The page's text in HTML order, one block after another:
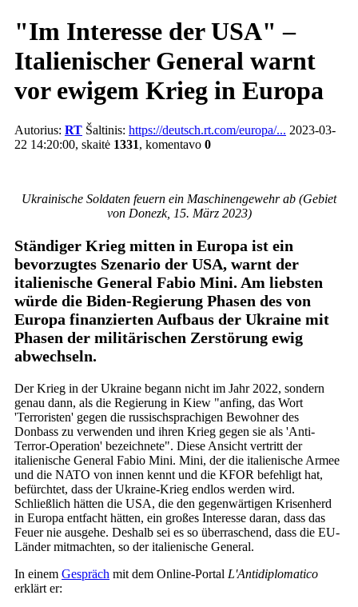
"Im Interesse der USA" –
Italienischer General warnt
vor ewigem Krieg in Europa
Autorius: RT Šaltinis: https://deutsch.rt.com/europa/... 2023-03-
22 14:20:00, skaitė 1331, komentavo 0
Ukrainische Soldaten feuern ein Maschinengewehr ab (Gebiet
von Donezk, 15. März 2023)
Ständiger Krieg mitten in Europa ist ein
bevorzugtes Szenario der USA, warnt der
italienische General Fabio Mini. Am liebsten
würde die Biden-Regierung Phasen des von
Europa finanzierten Aufbaus der Ukraine mit
Phasen der militärischen Zerstörung ewig
abwechseln.
Der Krieg in der Ukraine begann nicht im Jahr 2022, sondern
genau dann, als die Regierung in Kiew "anfing, das Wort
'Terroristen' gegen die russischsprachigen Bewohner des
Donbass zu verwenden und ihren Krieg gegen sie als 'Anti-
Terror-Operation' bezeichnete". Diese Ansicht vertritt der
italienische General Fabio Mini. Mini, der die italienische Armee
und die NATO von innen kennt und die KFOR befehligt hat,
befürchtet, dass der Ukraine-Krieg endlos werden wird.
Schließlich hätten die USA, die den gegenwärtigen Krisenherd
in Europa entfacht hätten, ein großes Interesse daran, dass das
Feuer nie ausgehe. Deshalb sei es so überraschend, dass die EU-
Länder mitmachten, so der italienische General.
In einem Gespräch mit dem Online-Portal L'Antidiplomatico
erklärt er: